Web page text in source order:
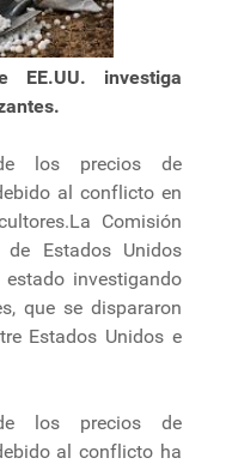
EE.UU. investiga
los precios de
al conflicto en
Comisión
de Estados Unidos
investigando
que se dispararon
Estados Unidos e
los precios de
al conflicto ha